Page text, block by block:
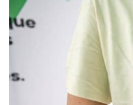
pôle régional de